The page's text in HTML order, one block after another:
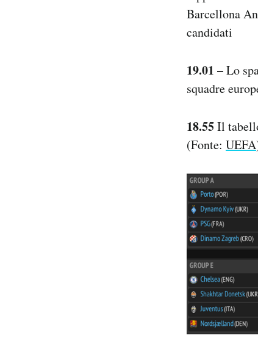
Barcellona
candidati
19.01 –Lo
squadre
18.55Il
(Fonte: UEFA